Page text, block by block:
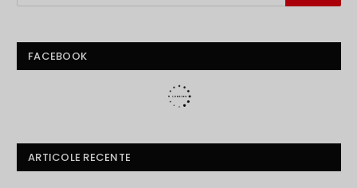
FACEBOOK
ARTICOLE RECENTE